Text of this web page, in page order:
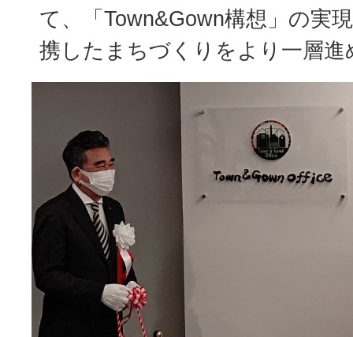
て、「Town&Gown構想」の実
携したまちづくりをより一層